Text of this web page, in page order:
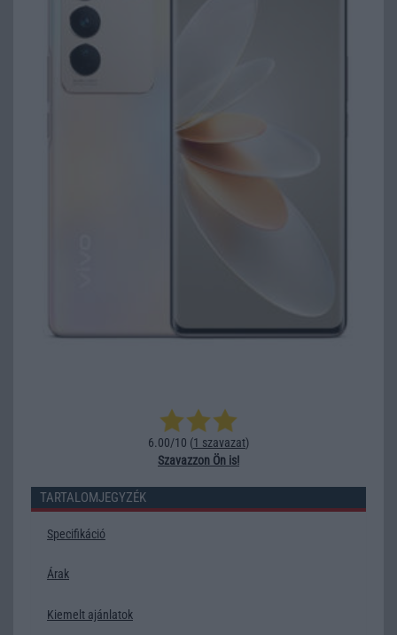
6.00/10 (1 szavazat)
Szavazzon Ön is!
TARTALOMJEGYZÉK
Specifikáció
Árak
Kiemelt ajánlatok